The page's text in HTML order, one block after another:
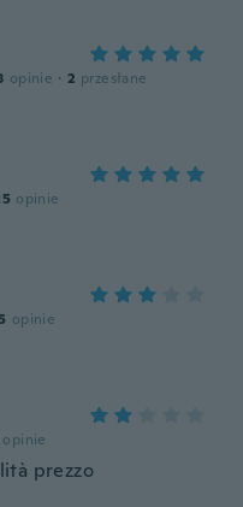
opinie · 2 przesłane
opinie
opinie
opinie
prezzo